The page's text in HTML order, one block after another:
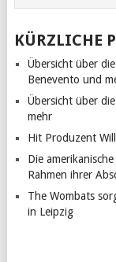
KÜRZLICHE
Übersicht über
Benevento und
Übersicht über
mehr
Hit Produzent
Die
Rahmen ihrer
The Wombats
in Leipzig